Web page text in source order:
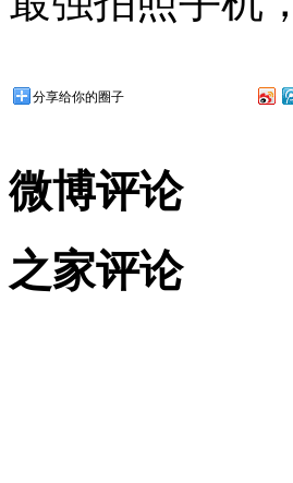
分享给你的圈子
微博评论
之家评论